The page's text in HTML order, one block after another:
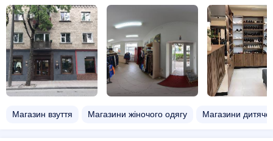
Магазин взуття Магазини жіночого одягу Магазини